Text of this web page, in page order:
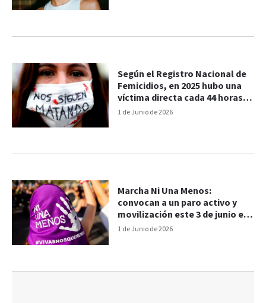
1 de Junio de 2026
Según el Registro Nacional de
Femicidios, en 2025 hubo una
víctima directa cada 44 horas
en Argentina
1 de Junio de 2026
Marcha Ni Una Menos:
convocan a un paro activo y
movilización este 3 de junio en
Paraná